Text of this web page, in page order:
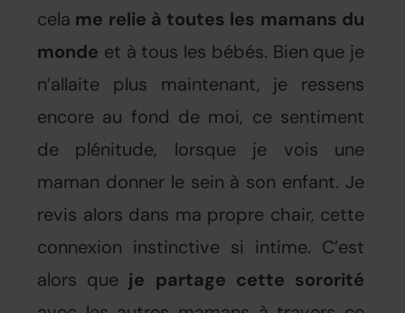
cela me relie à toutes les mamans du
monde et à tous les bébés. Bien que je
n’allaite plus maintenant, je ressens
encore au fond de moi, ce sentiment
de plénitude, lorsque je vois une
maman donner le sein à son enfant. Je
revis alors dans ma propre chair, cette
connexion instinctive si intime. C’est
alors que je partage cette sororité